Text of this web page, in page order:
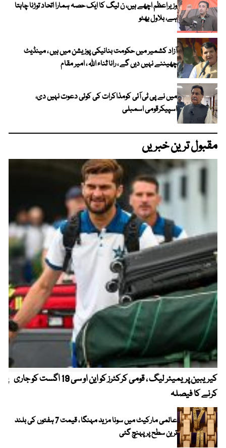
وزیراعظم اچھے ہیں، ن لیگ کا ایک حصہ ہمارا اتحاد توڑنا چاہتا
ہے، بلاول بھٹو
آزاد کشمیر میں حکومت بنانیکی پوزیشن میں ہیں ، مینڈیٹ
چھیننے نہیں دیں گے ، رانا ثناء اللہ ، امیر مقام
میں نے پی ٹی آئی کومذاکرات کی کوئی دعوت نہیں دی،
اسپیکرقومی اسمبلی
مقبول ترین خبریں
کیریبین پریمیئر لیگ ، قومی کرکٹرز کو این او سی 19 اگست کو جاری
کرنے کا فیصلہ
عالمی مارکیٹ میں سونا مزید مہنگا ، قیمت 7 ہفتوں کی بلند
ترین سطح پر پہنچ گئی